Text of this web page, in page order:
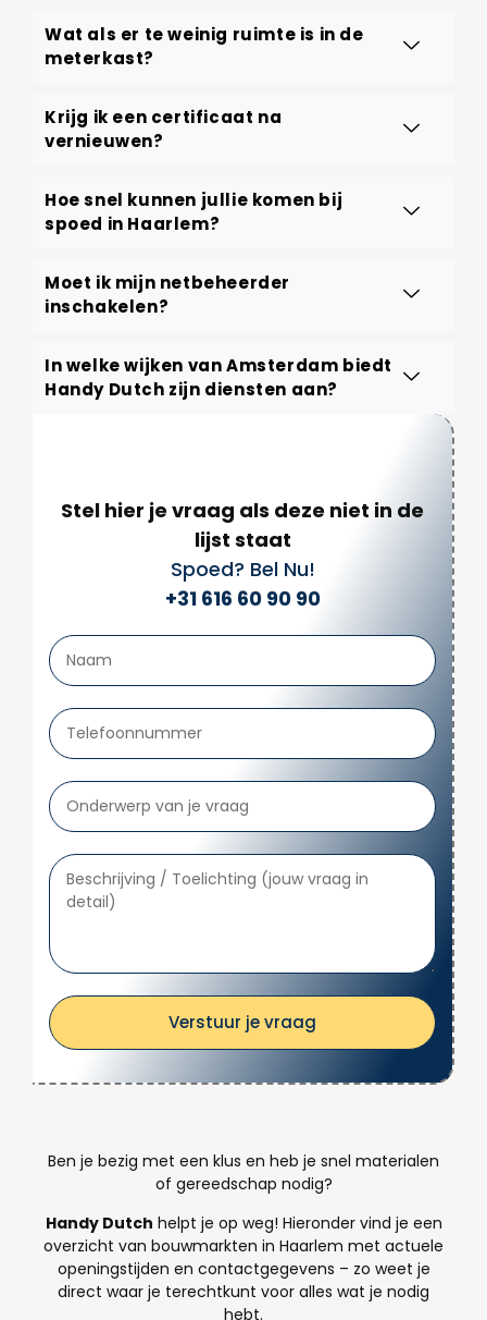
Wat als er te weinig ruimte is in de
meterkast?
Krijg ik een certificaat na
vernieuwen?
Hoe snel kunnen jullie komen bij
spoed in Haarlem?
Moet ik mijn netbeheerder
inschakelen?
In welke wijken van Amsterdam biedt
Handy Dutch zijn diensten aan?
Stel hier je vraag als deze niet in de
lijst staat
Spoed? Bel Nu!
+31 616 60 90 90
Verstuur je vraag
Ben je bezig met een klus en heb je snel materialen
of gereedschap nodig?
Handy Dutch helpt je op weg! Hieronder vind je een
overzicht van bouwmarkten in Haarlem met actuele
openingstijden en contactgegevens – zo weet je
direct waar je terechtkunt voor alles wat je nodig
hebt.